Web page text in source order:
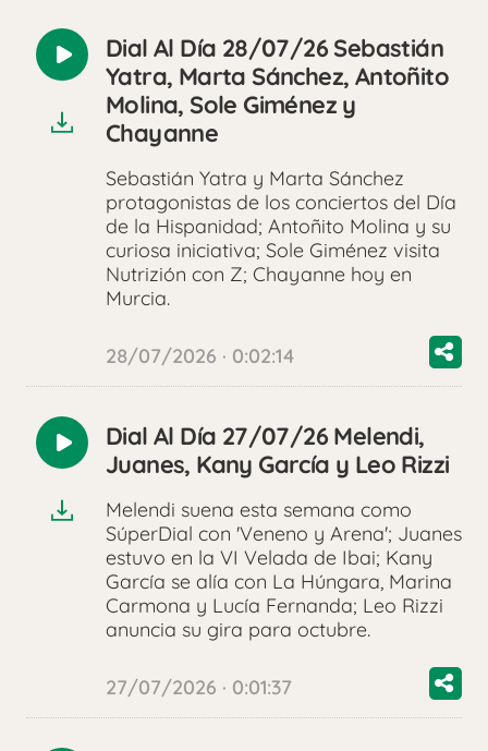
Reproducir
audio
Dial Al Día 28/07/26 Sebastián
Yatra, Marta Sánchez, Antoñito
Molina, Sole Giménez y
Chayanne
Sebastián Yatra y Marta Sánchez
protagonistas de los conciertos del Día
de la Hispanidad; Antoñito Molina y su
curiosa iniciativa; Sole Giménez visita
Nutrizión con Z; Chayanne hoy en
Murcia.
28/07/2026 · 0:02:14
Reproducir
audio
Dial Al Día 27/07/26 Melendi,
Juanes, Kany García y Leo Rizzi
Melendi suena esta semana como
SúperDial con 'Veneno y Arena'; Juanes
estuvo en la VI Velada de Ibai; Kany
García se alía con La Húngara, Marina
Carmona y Lucía Fernanda; Leo Rizzi
anuncia su gira para octubre.
27/07/2026 · 0:01:37